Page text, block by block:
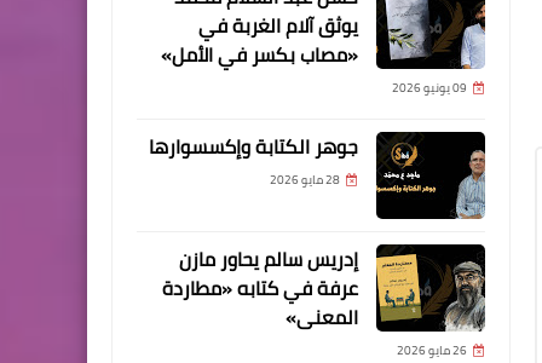
يوثق آلام الغربة في
«مصاب بكسر في الأمل»
09 يونيو 2026
جوهر الكتابة وإكسسوارها
28 مايو 2026
إدريس سالم يحاور مازن
عرفة في كتابه «مطاردة
المعنى»
26 مايو 2026